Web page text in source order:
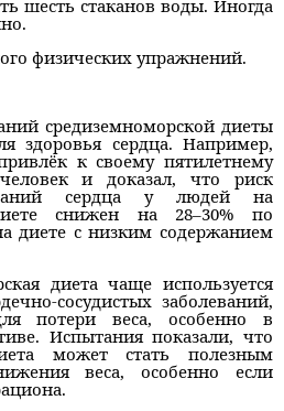
шесть стаканов воды. Иногда
физических упражнений.
средиземноморской диеты
здоровья сердца. Например,
к своему пятилетнему
и доказал, что риск
сердца у людей на
снижен на 28–30% по
диете с низким содержанием
диета чаще используется
сосудистых заболеваний,
потери веса, особенно в
Испытания показали, что
может стать полезным
веса, особенно если